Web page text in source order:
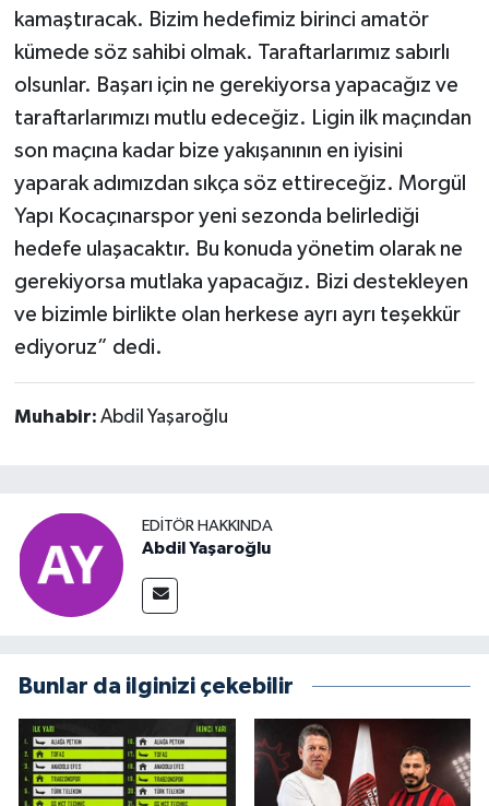
kamaştıracak. Bizim hedefimiz birinci amatör
kümede söz sahibi olmak. Taraftarlarımız sabırlı
olsunlar. Başarı için ne gerekiyorsa yapacağız ve
taraftarlarımızı mutlu edeceğiz. Ligin ilk maçından
son maçına kadar bize yakışanının en iyisini
yaparak adımızdan sıkça söz ettireceğiz. Morgül
Yapı Kocaçınarspor yeni sezonda belirlediği
hedefe ulaşacaktır. Bu konuda yönetim olarak ne
gerekiyorsa mutlaka yapacağız. Bizi destekleyen
ve bizimle birlikte olan herkese ayrı ayrı teşekkür
ediyoruz” dedi.
Muhabir: Abdil Yaşaroğlu
EDITÖR HAKKINDA
Abdil Yaşaroğlu
Bunlar da ilginizi çekebilir